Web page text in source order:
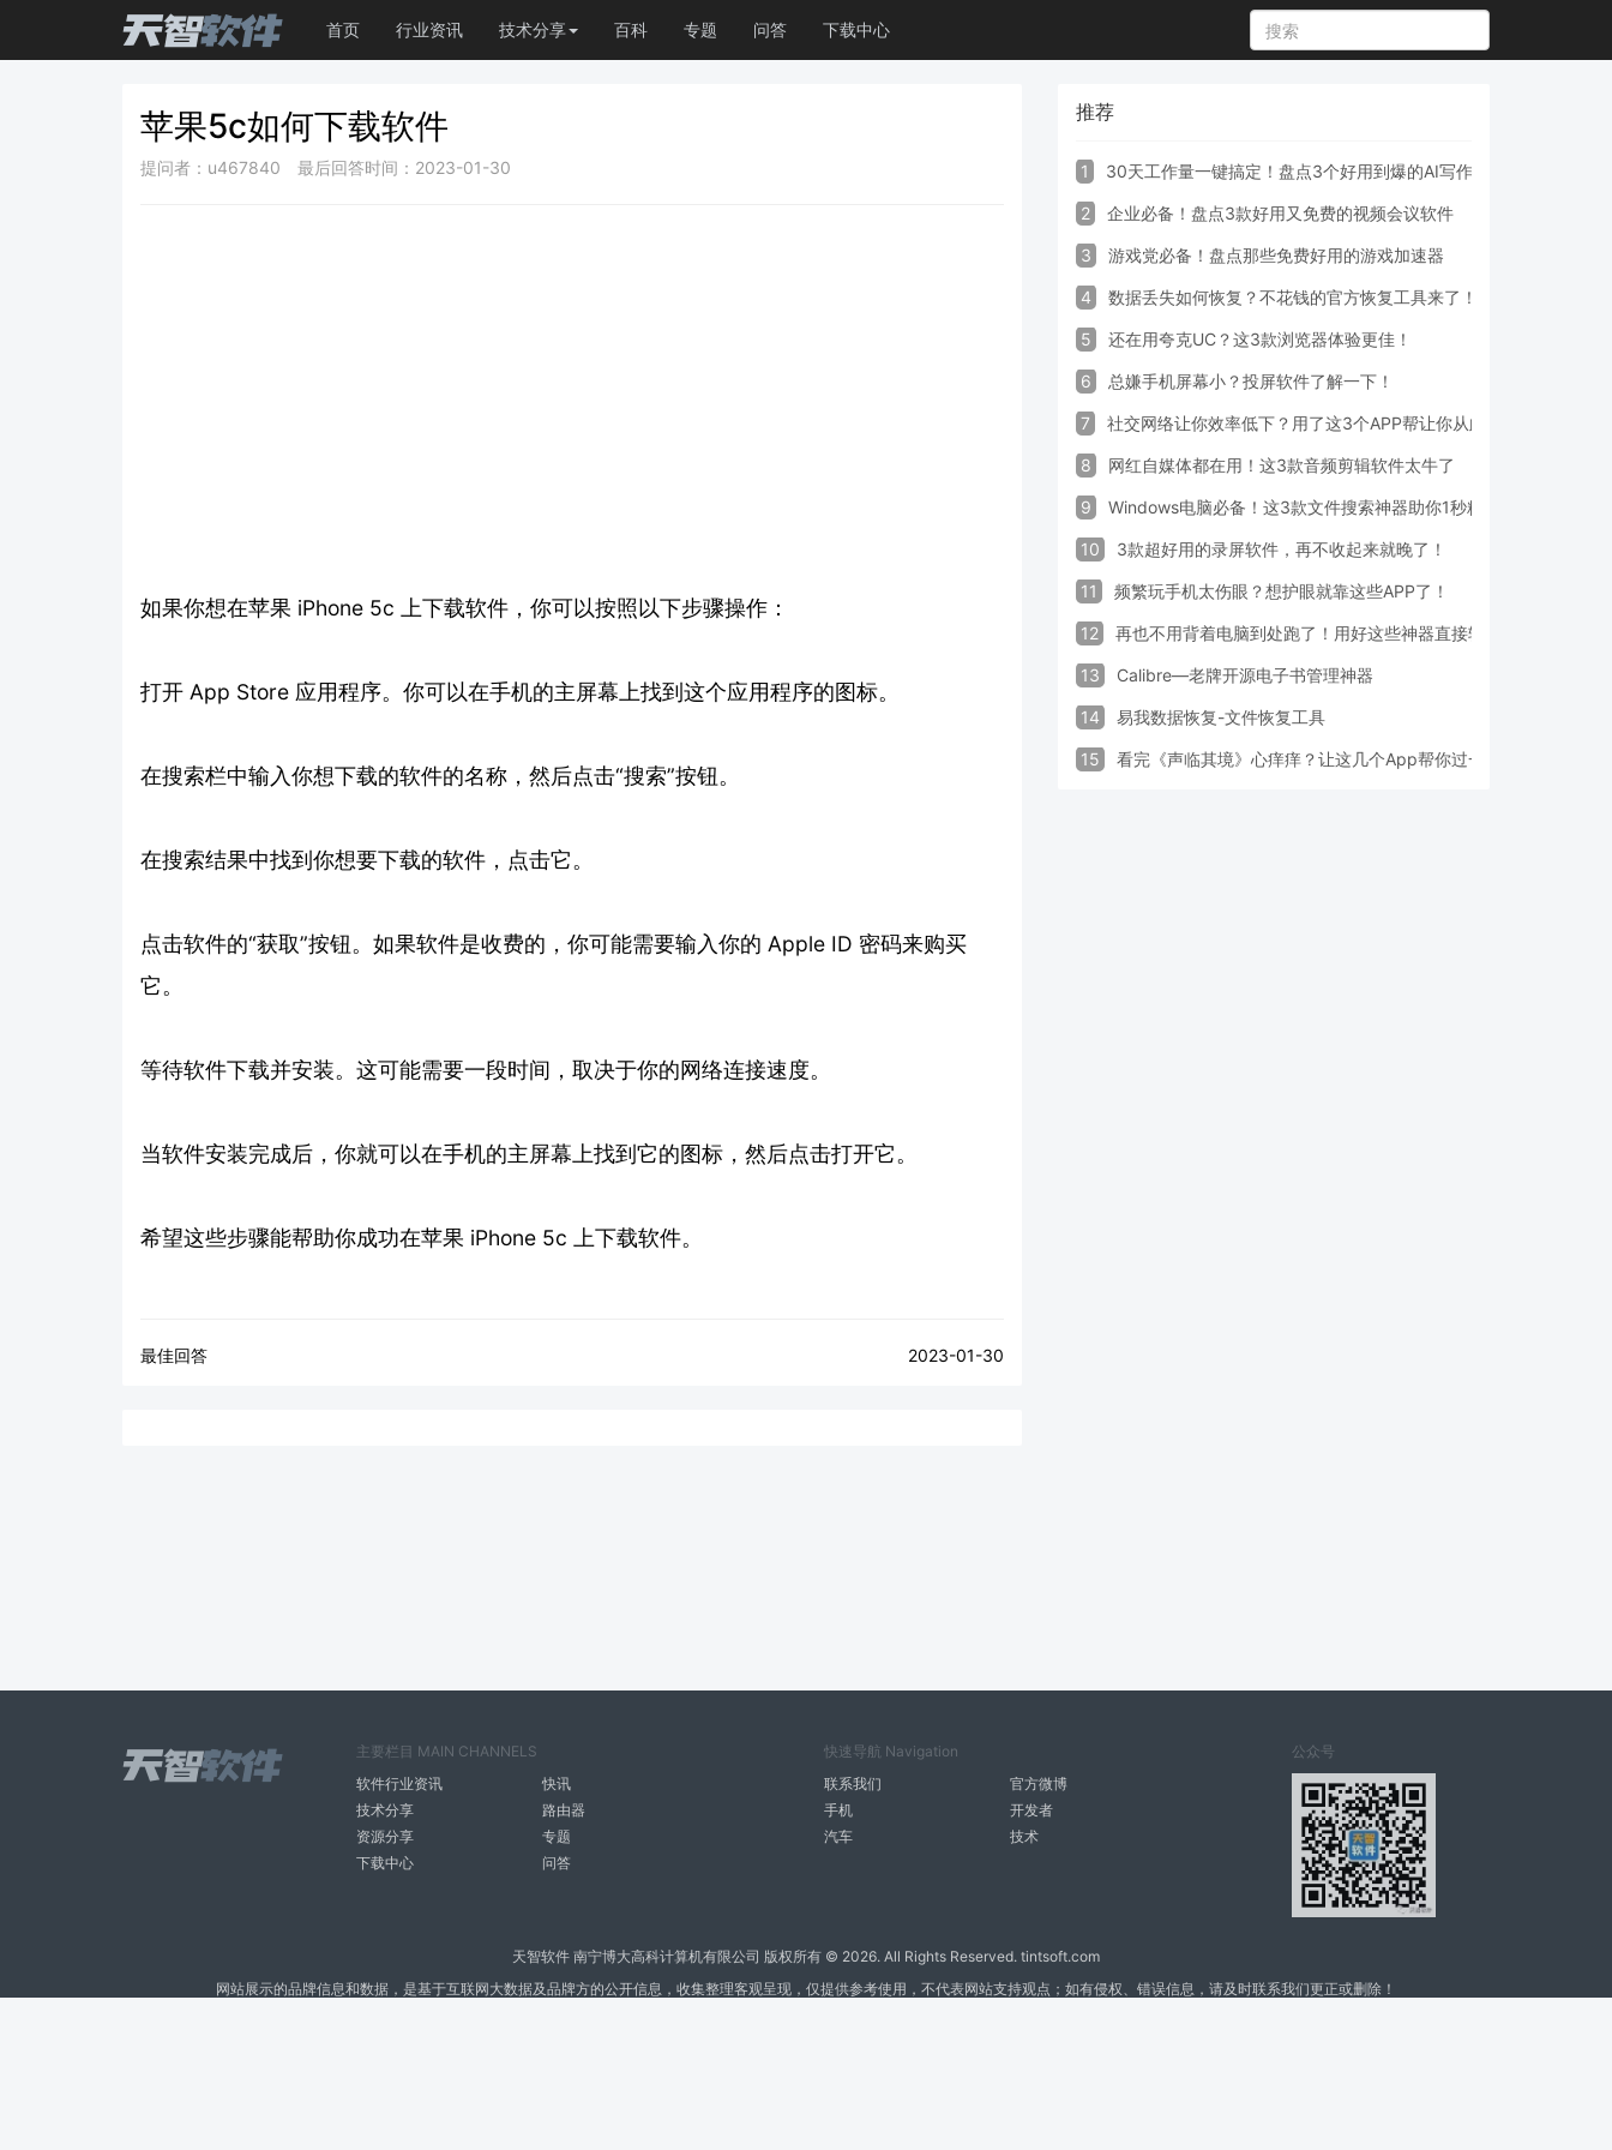
首页 行业资讯 技术分享 百科 专题 问答 下载中心
苹果5c如何下载软件
提问者：u467840 最后回答时间：2023-01-30
如果你想在苹果 iPhone 5c 上下载软件，你可以按照以下步骤操作：
打开 App Store 应用程序。你可以在手机的主屏幕上找到这个应用程序的图标。
在搜索栏中输入你想下载的软件的名称，然后点击“搜索”按钮。
在搜索结果中找到你想要下载的软件，点击它。
点击软件的“获取”按钮。如果软件是收费的，你可能需要输入你的 Apple ID 密码来购买
它。
等待软件下载并安装。这可能需要一段时间，取决于你的网络连接速度。
当软件安装完成后，你就可以在手机的主屏幕上找到它的图标，然后点击打开它。
希望这些步骤能帮助你成功在苹果 iPhone 5c 上下载软件。
最佳回答 2023-01-30
推荐
1 30天工作量一键搞定！盘点3个好用到爆的AI写作生成器工具
2 企业必备！盘点3款好用又免费的视频会议软件
3 游戏党必备！盘点那些免费好用的游戏加速器
4 数据丢失如何恢复？不花钱的官方恢复工具来了！
5 还在用夸克UC？这3款浏览器体验更佳！
6 总嫌手机屏幕小？投屏软件了解一下！
7 社交网络让你效率低下？用了这3个APP帮让你从此戒掉手机！
8 网红自媒体都在用！这3款音频剪辑软件太牛了
9 Windows电脑必备！这3款文件搜索神器助你1秒精准定位文件
10 3款超好用的录屏软件，再不收起来就晚了！
11 频繁玩手机太伤眼？想护眼就靠这些APP了！
12 再也不用背着电脑到处跑了！用好这些神器直接轻松办公
13 Calibre—老牌开源电子书管理神器
14 易我数据恢复-文件恢复工具
15 看完《声临其境》心痒痒？让这几个App帮你过一把配音瘾
主要栏目 MAIN CHANNELS
软件行业资讯
快讯
技术分享
路由器
资源分享
专题
下载中心
问答
快速导航 Navigation
联系我们
官方微博
手机
开发者
汽车
技术
公众号
天智软件 南宁博大高科计算机有限公司 版权所有 © 2026. All Rights Reserved. tintsoft.com
网站展示的品牌信息和数据，是基于互联网大数据及品牌方的公开信息，收集整理客观呈现，仅提供参考使用，不代表网站支持观点；如有侵权、错误信息，请及时联系我们更正或删除！